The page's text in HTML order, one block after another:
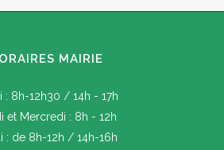
MAIRIE
: 8h-12h30 / 14h - 17h
et Mercredi : 8h - 12h
: de 8h-12h / 14h-16h